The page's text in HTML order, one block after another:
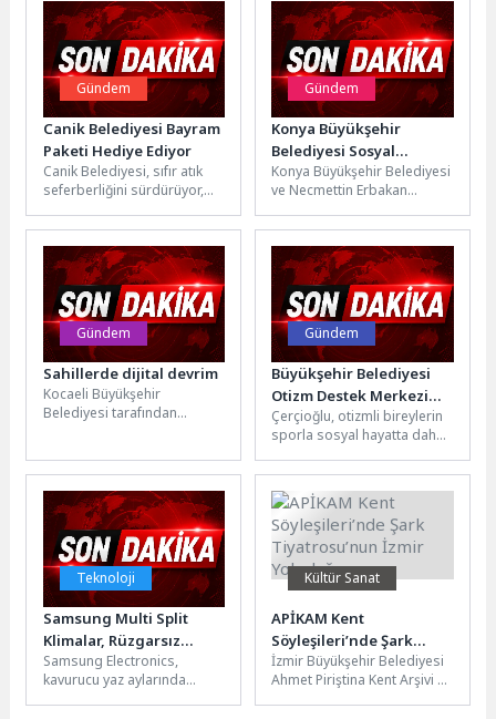
Gündem
Canik Belediyesi Bayram
Paketi Hediye Ediyor
Canik Belediyesi, sıfır atık
seferberliğini sürdürüyor,
getiren vatandaşlara
bayram şekeri, kolonya,
lokum...
Gündem
Konya Büyükşehir
Belediyesi Sosyal
İnovasyon Ajansı “3.
Yenilikçi Çocuk
Yayıncılığı Paneli”
Konya Büyükşehir Belediyesi
ve Necmettin Erbakan
faaliyetlerini yürüten Sosyal
İnovasyon Ajansı ve...
Gündem
Sahillerde dijital devrim
Kocaeli Büyükşehir
Belediyesi tarafından
Gündem
Büyükşehir Belediyesi
Otizm Destek Merkezi
Sporcuları Aydın’ın
Gururu Oldu
Çerçioğlu, otizmli bireylerin
sporla sosyal hayatta daha
yeteneklerini ortaya
koyabilmeleri için...
Teknoloji
Samsung Multi Split
Klimalar, Rüzgarsız
Serinlik teknolojisiyle
tüm odaları akıllıca
serinletiyor
Samsung Electronics,
kavurucu yaz aylarında
Kültür Sanat
APİKAM Kent
Söyleşileri’nde Şark
Tiyatrosu’nun İzmir
Yolculuğu
İzmir Büyükşehir Belediyesi
Ahmet Piriştina Kent Arşivi ve